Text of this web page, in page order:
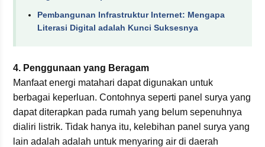
Pembangunan Infrastruktur Internet: Mengapa
Literasi Digital adalah Kunci Suksesnya
4. Penggunaan yang Beragam
Manfaat energi matahari dapat digunakan untuk
berbagai keperluan. Contohnya seperti panel surya yang
dapat diterapkan pada rumah yang belum sepenuhnya
dialiri listrik. Tidak hanya itu, kelebihan panel surya yang
lain adalah adalah untuk menyaring air di daerah